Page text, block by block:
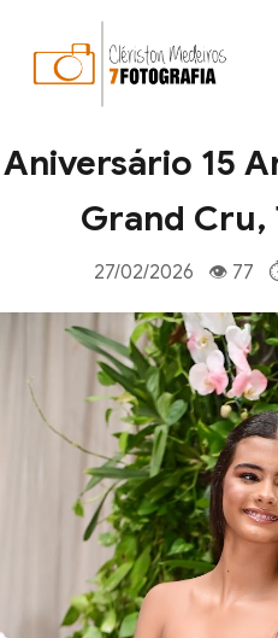
Aniversário 15
Grand Cru,
27/02/2026 👁 77 ⏱